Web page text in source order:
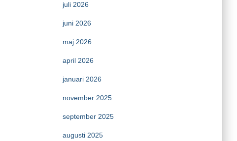
juli 2026
juni 2026
maj 2026
april 2026
januari 2026
november 2025
september 2025
augusti 2025